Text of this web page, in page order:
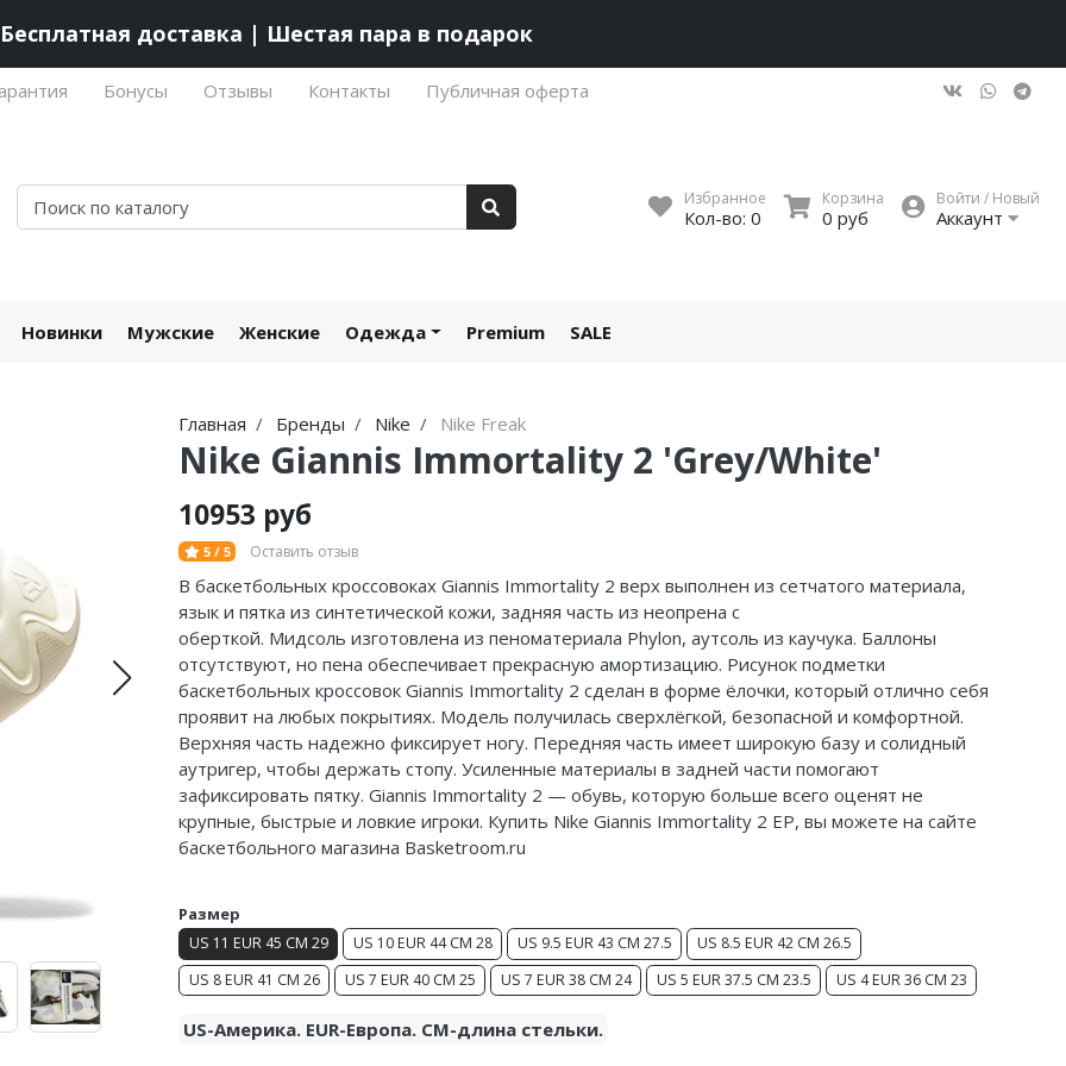
Бесплатная доставка | Шестая пара в подарок
Бонусы Отзывы Контакты Публичная оферта
Избранное
Кол-во: 0
Корзина
0 руб
Войти / Новый
Аккаунт
Новинки Мужские Женские Одежда Premium SALE
Главная Бренды Nike Nike Freak
Nike Giannis Immortality 2 'Grey/White'
10953 руб
5 / 5 Оставить отзыв
В баскетбольных кроссовоках Giannis Immortality 2 верх выполнен из сетчатого материала,
язык и пятка из синтетической кожи, задняя часть из неопрена с
оберткой. Мидсоль изготовлена из пеноматериала Phylon,аутсоль из каучука. Баллоны
отсутствуют, но пена обеспечивает прекрасную амортизацию. Рисунок подметки
баскетбольных кроссовок Giannis Immortality 2сделан в форме ёлочки, который отлично себя
проявит на любых покрытиях. Модель получилась сверхлёгкой, безопасной и комфортной.
Верхняя часть надежно фиксирует ногу. Передняя часть имеет широкую базу и солидный
аутригер, чтобы держать стопу. Усиленные материалы в задней части помогают
зафиксировать пятку. Giannis Immortality 2 — обувь, которую больше всего оценят не
крупные, быстрые и ловкие игроки. Купить Nike Giannis Immortality 2 EP, вы можете на сайте
баскетбольного магазина Basketroom.ru
Размер
US 11 EUR 45 CM 29 US 10 EUR 44 CM 28 US 9.5 EUR 43 CM 27.5
US 8.5 EUR 42 CM 26.5
US 8 EUR 41 CM 26
US 7 EUR 40 CM 25 US 7 EUR 38 CM 24 US 5 EUR 37.5 CM 23.5 US 4 EUR 36 CM 23
US-Америка. EUR-Европа. CM-длина стельки.